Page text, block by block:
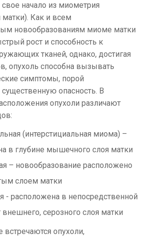
начало из миометрия
Как и всем
новообразованиям миоме матки
рост и способность к
тканей, однако, достигая
опухоль способна вызывать
симптомы, порой
опасность. В
опухоли различают
(интерстициальная миома) –
в глубине мышечного слоя матки
– новообразование расположено
слоем матки
- расположена в непосредственной
внешнего, серозного слоя матки
встречаются опухоли,